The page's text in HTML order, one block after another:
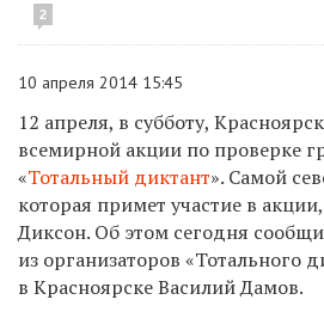
2
10 апреля 2014 15:45
12 апреля, в субботу,
всемирной акции по проверке
«Тотальный диктант». Самой
которая примет участие в
Диксон. Об этом сегодня
из организаторов «Тотального
в Красноярске Василий Дамов.